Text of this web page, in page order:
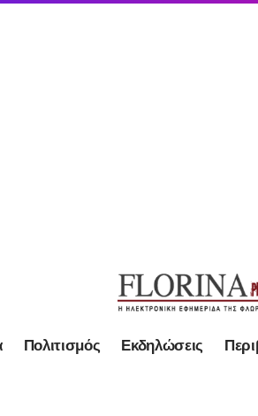
Πολιτισμός Εκδηλώσεις